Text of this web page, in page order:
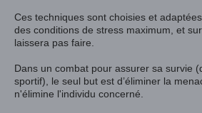
Ces techniques sont choisies et
des conditions de stress maximum, et
laissera pas faire.
Dans un combat pour assurer sa survie
sportif), le seul but est d’éliminer la
n'élimine l'individu concerné.